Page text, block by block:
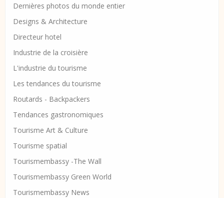
Dernières photos du monde entier
Designs & Architecture
Directeur hotel
Industrie de la croisière
L'industrie du tourisme
Les tendances du tourisme
Routards - Backpackers
Tendances gastronomiques
Tourisme Art & Culture
Tourisme spatial
Tourismembassy -The Wall
Tourismembassy Green World
Tourismembassy News